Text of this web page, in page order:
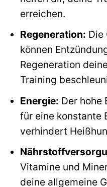
erreichen.
Regeneration: Die
können
Regeneration
Training
Energie: Der hohe
für eine konstante
verhindert
Vitamine und
deine allgemeine